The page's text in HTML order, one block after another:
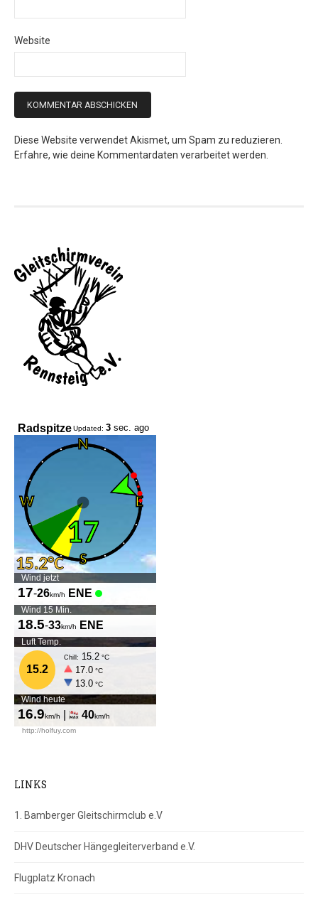
Website
Diese Website verwendet Akismet, um Spam zu reduzieren.
Erfahre, wie deine Kommentardaten verarbeitet werden.
LINKS
1. Bamberger Gleitschirmclub e.V
DHV Deutscher Hängegleiterverband e.V.
Flugplatz Kronach